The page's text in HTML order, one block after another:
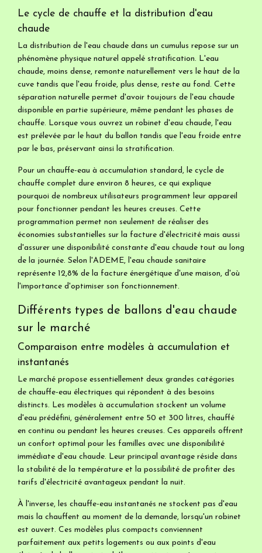
Le cycle de chauffe et la distribution d'eau
chaude
La distribution de l'eau chaude dans un cumulus repose sur un
phénomène physique naturel appelé stratification. L'eau
chaude, moins dense, remonte naturellement vers le haut de la
cuve tandis que l'eau froide, plus dense, reste au fond. Cette
séparation naturelle permet d'avoir toujours de l'eau chaude
disponible en partie supérieure, même pendant les phases de
chauffe. Lorsque vous ouvrez un robinet d'eau chaude, l'eau
est prélevée par le haut du ballon tandis que l'eau froide entre
par le bas, préservant ainsi la stratification.
Pour un chauffe-eau à accumulation standard, le cycle de
chauffe complet dure environ 8 heures, ce qui explique
pourquoi de nombreux utilisateurs programment leur appareil
pour fonctionner pendant les heures creuses. Cette
programmation permet non seulement de réaliser des
économies substantielles sur la facture d'électricité mais aussi
d'assurer une disponibilité constante d'eau chaude tout au long
de la journée. Selon l'ADEME, l'eau chaude sanitaire
représente 12,8% de la facture énergétique d'une maison, d'où
l'importance d'optimiser son fonctionnement.
Différents types de ballons d'eau chaude
sur le marché
Comparaison entre modèles à accumulation et
instantanés
Le marché propose essentiellement deux grandes catégories
de chauffe-eau électriques qui répondent à des besoins
distincts. Les modèles à accumulation stockent un volume
d'eau prédéfini, généralement entre 50 et 300 litres, chauffé
en continu ou pendant les heures creuses. Ces appareils offrent
un confort optimal pour les familles avec une disponibilité
immédiate d'eau chaude. Leur principal avantage réside dans
la stabilité de la température et la possibilité de profiter des
tarifs d'électricité avantageux pendant la nuit.
À l'inverse, les chauffe-eau instantanés ne stockent pas d'eau
mais la chauffent au moment de la demande, lorsqu'un robinet
est ouvert. Ces modèles plus compacts conviennent
parfaitement aux petits logements ou aux points d'eau